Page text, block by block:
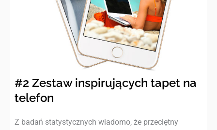
#2 Zestaw inspirujących tapet na
telefon
Z badań statystycznych wiadomo, że przeciętny